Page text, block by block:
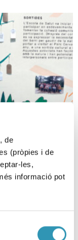
de
(pròpies i de
les,
informació pot
la